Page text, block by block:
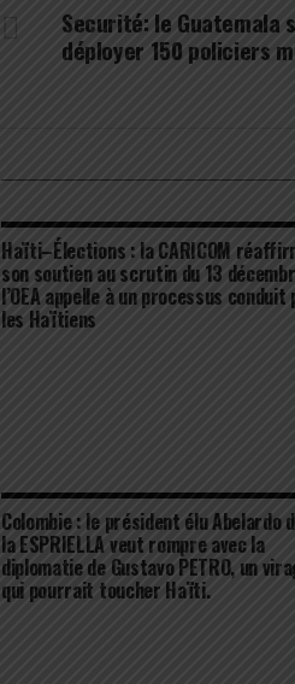
Securité: le Guatemala
déployer 150 policiers
Haïti–Élections : la CARICOM
son soutien au scrutin du 13
l’OEA appelle à un processus conduit
les Haïtiens
Colombie : le président élu Abelardo
la ESPRIELLA veut rompre avec la
diplomatie de Gustavo PETRO, un
qui pourrait toucher Haïti.